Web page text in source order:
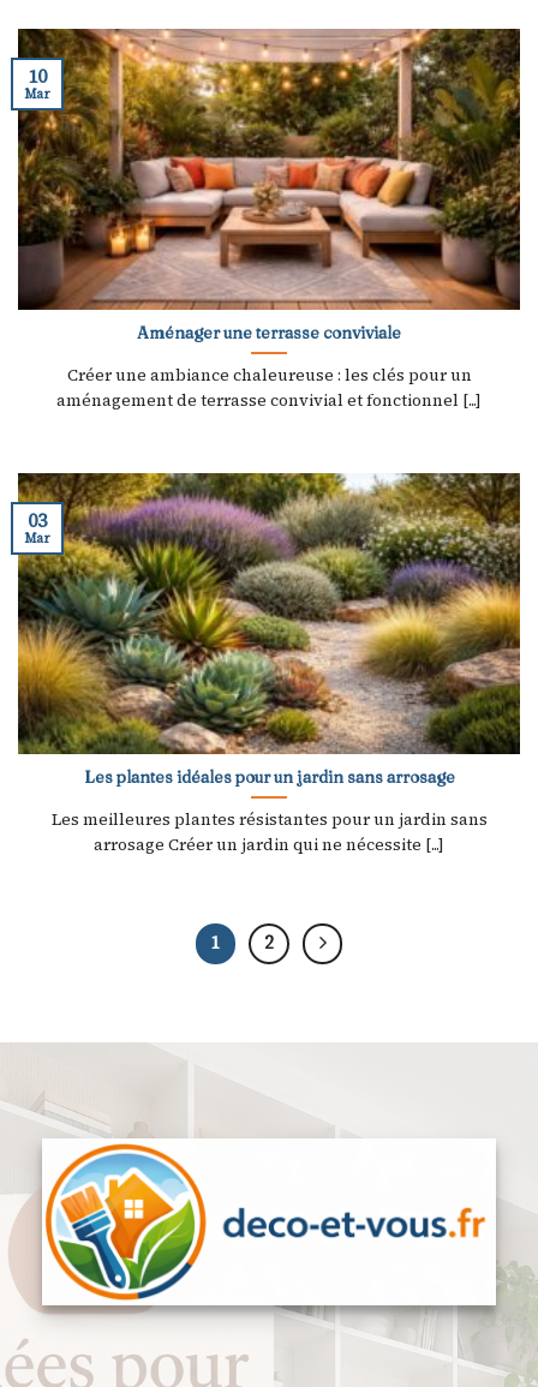
Aménager une terrasse conviviale
Créer une ambiance chaleureuse : les clés pour un
aménagement de terrasse convivial et fonctionnel [...]
10
Mar
Les plantes idéales pour un jardin sans arrosage
Les meilleures plantes résistantes pour un jardin sans
arrosage Créer un jardin qui ne nécessite [...]
03
Mar
1 2